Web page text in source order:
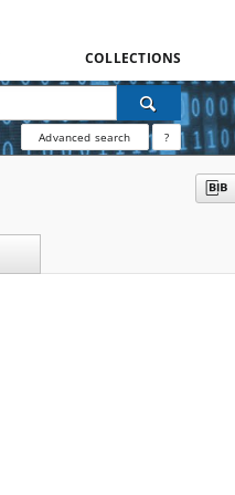
COLLECTIONS
Advanced search ?